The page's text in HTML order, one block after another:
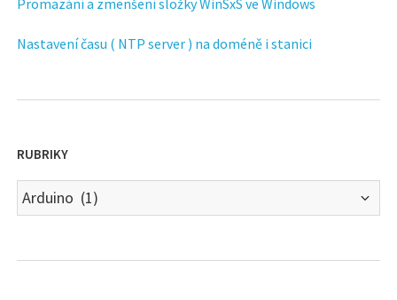
Promazání a zmenšení složky WinSxS ve Windows
Nastavení času ( NTP server ) na doméně i stanici
RUBRIKY
Rubriky